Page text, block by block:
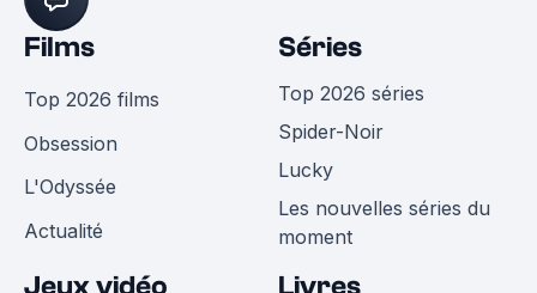
Films
Top 2026 films
Obsession
L'Odyssée
Actualité
Séries
Top 2026 séries
Spider-Noir
Lucky
Les nouvelles séries du
moment
Jeux vidéo Livres